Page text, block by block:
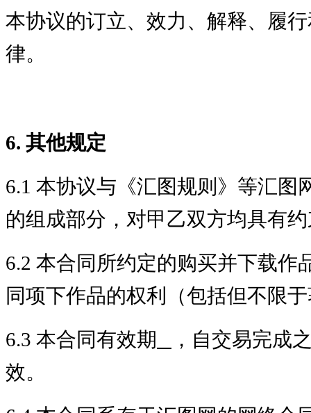
本协议的订立、效力、解释、履
律。
6. 其他规定
6.1 本协议与《汇图规则》等汇图
的组成部分，对甲乙双方均具有
6.2 本合同所约定的购买并下载作
同项下作品的权利（包括但不限
6.3 本合同有效期
，自交易完成
效。